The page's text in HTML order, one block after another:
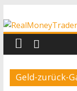
Inhalt
springen
Echtgeld-
Trading
Geld-zurück-